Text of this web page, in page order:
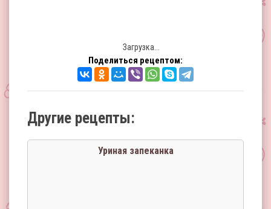
Загрузка...
Поделиться рецептом:
Другие рецепты:
Уриная запеканка